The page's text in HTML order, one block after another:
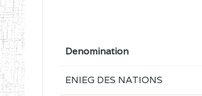
Denomination
ENIEG DES NATIONS